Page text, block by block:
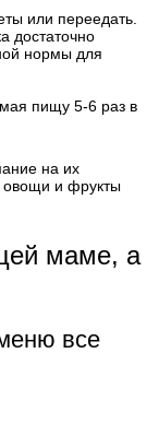
или переедать.
достаточно
нормы для
пищу 5-6 раз в
на их
овощи и фрукты
маме, а
все